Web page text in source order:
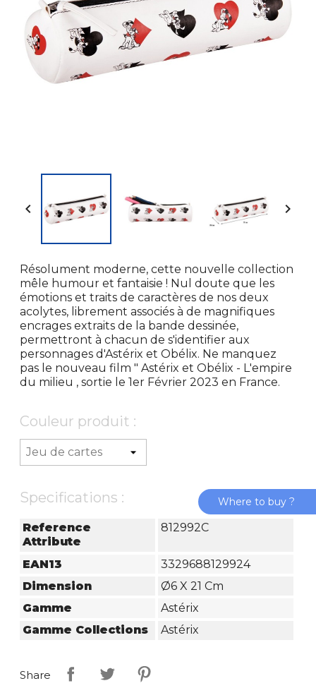
 
Résolument moderne, cette nouvelle collection
mêle humour et fantaisie ! Nul doute que les
émotions et traits de caractères de nos deux
acolytes, librement associés à de magnifiques
encrages extraits de la bande dessinée,
permettront à chacun de s'identifier aux
personnages d'Astérix et Obélix. Ne manquez
pas le nouveau film " Astérix et Obélix - L'empire
du milieu , sortie le 1er Février 2023 en France.
Couleur produit :
Specifications :
Reference
Attribute
812992C
EAN13
3329688129924
Dimension
Ø6 X 21 Cm
Gamme
Astérix
Gamme Collections
Astérix
Share
Where to buy ?